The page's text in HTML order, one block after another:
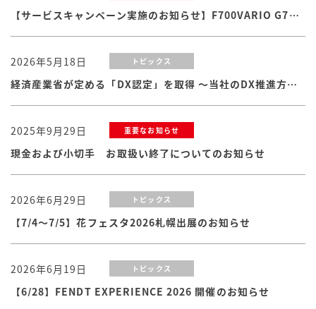
【サービスキャンペーン実施のお知らせ】F700VARIO G7シリーズ
2026年5月18日 トピックス
経済産業省が定める「DX認定」を取得 ～当社のDX推進方針・体制および取り組みが認められました
2025年9月29日 重要なお知らせ
現金および小切手 お取扱い終了についてのお知らせ
2026年6月29日 トピックス
【7/4～7/5】花フェスタ2026札幌出展のお知らせ
2026年6月19日 トピックス
【6/28】FENDT EXPERIENCE 2026 開催のお知らせ